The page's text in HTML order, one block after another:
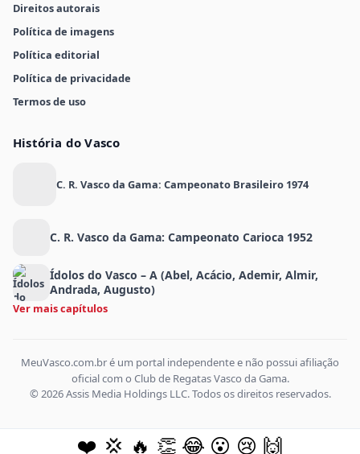
Direitos autorais
Política de imagens
Política editorial
Política de privacidade
Termos de uso
História do Vasco
C. R. Vasco da Gama: Campeonato Brasileiro 1974
C. R. Vasco da Gama: Campeonato Carioca 1952
Ídolos do Vasco – A (Abel, Acácio, Ademir, Almir,
Andrada, Augusto)
Ver mais capítulos
MeuVasco.com.br é um portal independente e não possui afiliação
oficial com o Club de Regatas Vasco da Gama.
© 2026 Assis Media Holdings LLC. Todos os direitos reservados.
❤️ 💢 🔥 👏 😂 😮 😢 🙌